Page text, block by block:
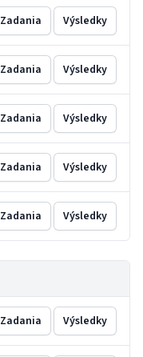
Zadania Výsledky
Zadania Výsledky
Zadania Výsledky
Zadania Výsledky
Zadania Výsledky
Zadania Výsledky